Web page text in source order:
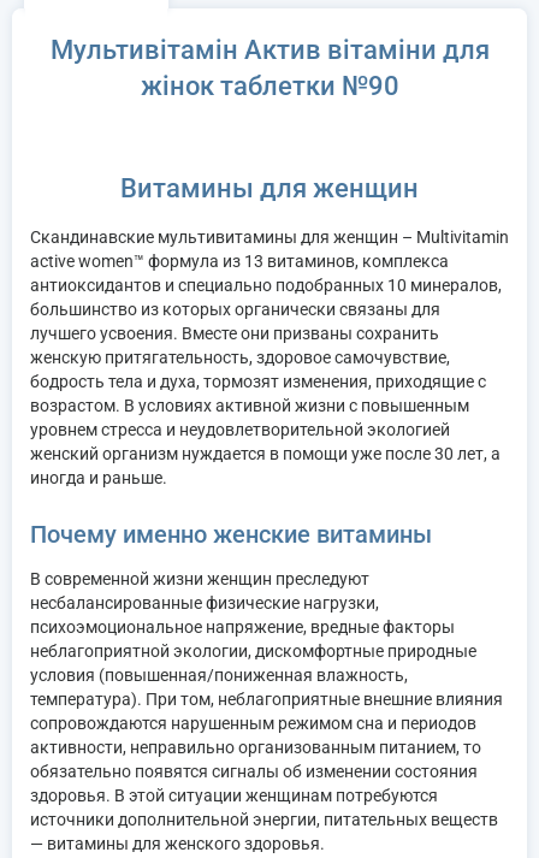
Мультивітамін Актив вітаміни для
жінок таблетки №90
Витамины для женщин
Скандинавские мультивитамины для женщин – Multivitamin
active women™ формула из 13 витаминов, комплекса
антиоксидантов и специально подобранных 10 минералов,
большинство из которых органически связаны для
лучшего усвоения. Вместе они призваны сохранить
женскую притягательность, здоровое самочувствие,
бодрость тела и духа, тормозят изменения, приходящие с
возрастом. В условиях активной жизни с повышенным
уровнем стресса и неудовлетворительной экологией
женский организм нуждается в помощи уже после 30 лет, а
иногда и раньше.
Почему именно женские витамины
В современной жизни женщин преследуют
несбалансированные физические нагрузки,
психоэмоциональное напряжение, вредные факторы
неблагоприятной экологии, дискомфортные природные
условия (повышенная/пониженная влажность,
температура). При том, неблагоприятные внешние влияния
сопровождаются нарушенным режимом сна и периодов
активности, неправильно организованным питанием, то
обязательно появятся сигналы об изменении состояния
здоровья. В этой ситуации женщинам потребуются
источники дополнительной энергии, питательных веществ
— витамины для женского здоровья.